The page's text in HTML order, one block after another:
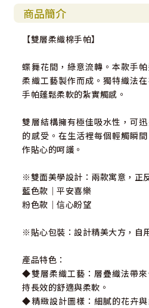
商品簡介
【雙層柔織棉手帕】
蝶舞花間，綠意流轉。本款手
柔織工藝製作而成。獨特織法
手帕蓬鬆柔軟的紮實觸感。
雙層結構擁有極佳吸水性，可
的感受。在生活裡每個輕觸瞬
作貼心的呵護。
※雙面美學設計：兩款寓意，正
藍色款｜平安喜樂
粉色款｜信心盼望
※貼心包裝：設計精美大方，自
產品特色：
◆雙層柔織工藝：層疊織法帶
持長效的舒適與柔軟。
◆精緻設計圖樣：細膩的花卉